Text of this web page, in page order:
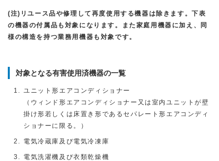
(注)リユース品や修理して再度使用する機器は除きます。下表
の機器の付属品も対象になります。また家庭用機器に加え、同
様の構造を持つ業務用機器も対象です。
対象となる有害使用済機器の一覧
ユニット形エアコンディショナー
（ウィンド形エアコンディショナー又は室内ユニットが壁
掛け形若しくは床置き形であるセパレート形エアコンディ
ショナーに限る。）
電気冷蔵庫及び電気冷凍庫
電気洗濯機及び衣類乾燥機